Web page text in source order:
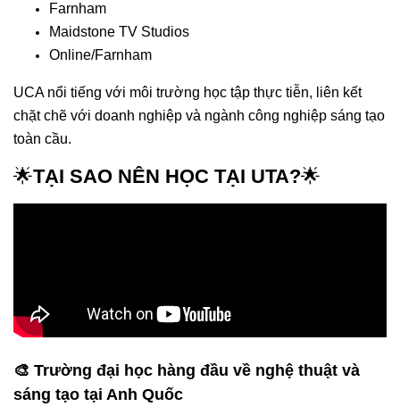
Farnham
Maidstone TV Studios
Online/Farnham
UCA nổi tiếng với môi trường học tập thực tiễn, liên kết
chặt chẽ với doanh nghiệp và ngành công nghiệp sáng tạo
toàn cầu.
🌟TẠI SAO NÊN HỌC TẠI UTA?🌟
🎨 Trường đại học hàng đầu về nghệ thuật và
sáng tạo tại Anh Quốc